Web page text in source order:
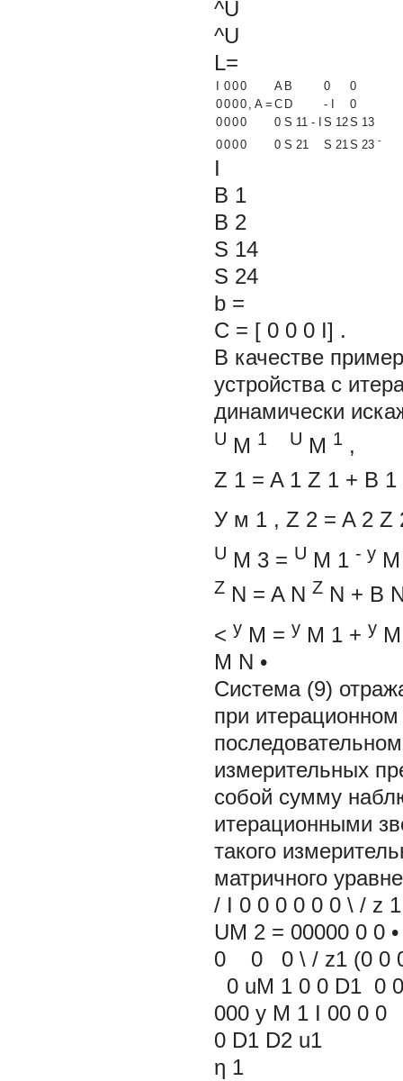
^U
^U
L=
I 000 A B 0
0
0000 , A = C D - I
0
0000 0 S 11 - I S 12S 13
0000 0 S 21 S 21 S 23 -
I
B 1
B 2
S 14
S 24
b =
C = [ 0 0 0 I] .
В качестве
устройства с
динамически
U M 1 U M 1 ,
Z 1 = A 1 Z 1 + B 1
У м 1 , Z 2 = A 2 Z
U M 3 = U M 1 - y
Z N = A N Z N + B
< y M = y M 1 + y M
M N •
Система (9)
при
измерительных
собой сумму
итерационными
такого
матричного
/ I 0 0 0 0 0 0 \ / z 1
UM 2 = 00000 0 0
0 0 0 \ / z1 (0 0
0 uM 1 0 0 D1
000 y M 1 I 00 0
0 D1 D2 u1
η 1